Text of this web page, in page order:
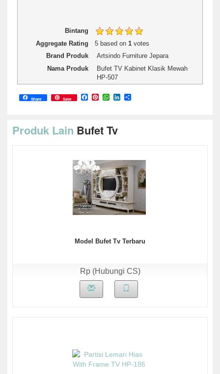
Bintang
Aggregate Rating
5based on 1votes
Brand Produk
Artsindo Furniture Jepara
Nama Produk
Bufet TV Kabinet Klasik Mewah
HP-507
Share Save Facebook
Pinterest
WhatsApp
LinkedIn
Produk Lain Bufet Tv
Model Bufet Tv Terbaru
Rp (Hubungi CS)